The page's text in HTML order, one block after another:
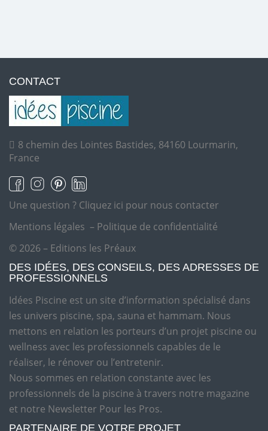
CONTACT
8 chemin des Lointes Bastides, 84160 Lourmarin,
France
Une question ? Cliquez ici pour nous contacter
Mentions légales – Politique de confidentialité
© 2026 – Editions les Préaux
DES IDÉES, DES CONSEILS, DES ADRESSES DE
PROFESSIONNELS
Idées Piscine est un site d’information spécialisé dans
les univers piscine, spa, sauna et hammam. Nous
mettons en relation les porteurs d’un projet piscine ou
wellness avec les professionnels capables de le
réaliser, le rénover ou l’entretenir.
Nous sommes en relation constante avec les
professionnels de la piscine à travers notre magazine
et notre Newsletter Pour les Pros.
PARTENAIRE DE VOTRE PROJET